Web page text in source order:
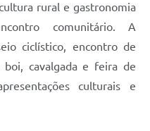
rural e gastronomia
comunitário. A
ciclístico, encontro de
cavalgada e feira de
culturais e